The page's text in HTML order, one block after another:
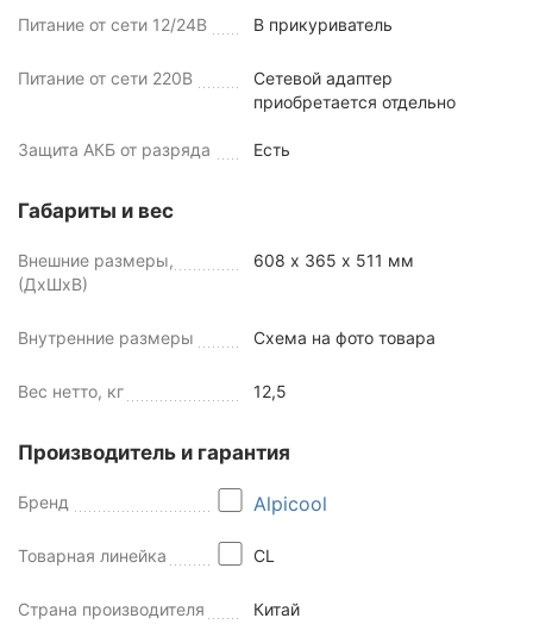
Питание от сети 12/24В В прикуриватель
Питание от сети 220В
Сетевой адаптер
приобретается отдельно
Защита АКБ от разряда Есть
Габариты и вес
Внешние размеры,
(ДхШхВ)
608 х 365 х 511 мм
Внутренние размеры Схема на фото товара
Вес нетто, кг 12,5
Производитель и гарантия
Бренд Alpicool
Товарная линейка CL
Страна производителя Китай